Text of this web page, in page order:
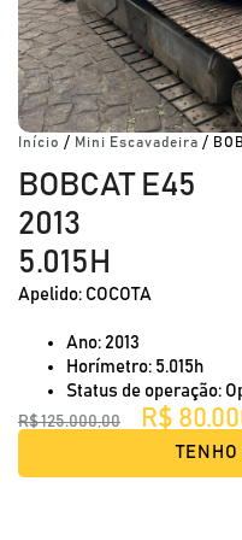
Início / Mini Escavadeira /
BOBCAT E45
2013
5.015H
Apelido: COCOTA
Ano: 2013
Horímetro: 5.015h
Status de operação:
R$125.000,00 R$